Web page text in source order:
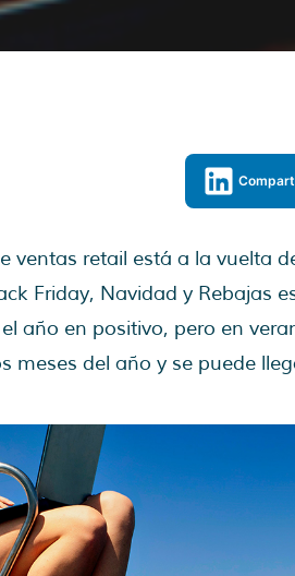
ventas retail está a la vuelta
Friday, Navidad y Rebajas
año en positivo, pero en
meses del año y se puede